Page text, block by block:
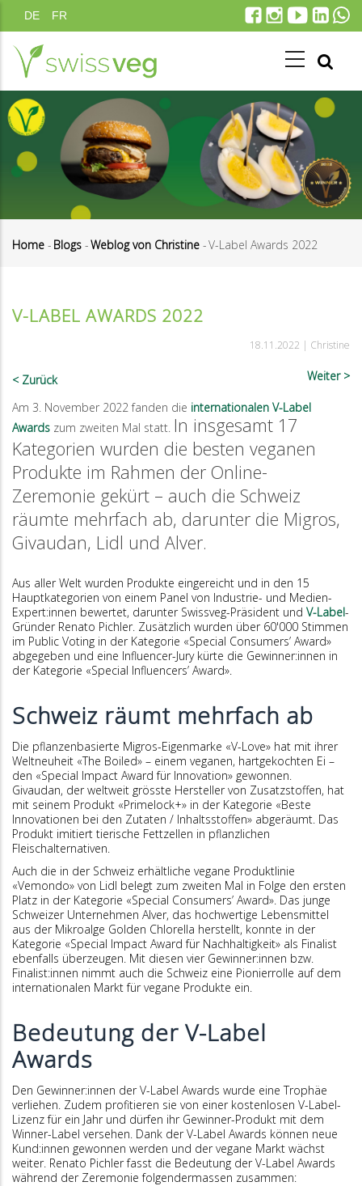
Direkt
zum
Inhalt
DE FR
Home - Blogs -Weblog von Christine -V-Label Awards 2022
V-LABEL AWARDS 2022
18.11.2022 | Christine
Zurück Weiter
Am 3. November 2022 fanden die internationalen V-Label
Awards zum zweiten Mal statt. In insgesamt 17
Kategorien wurden die besten veganen
Produkte im Rahmen der Online-
Zeremonie gekürt – auch die Schweiz
räumte mehrfach ab, darunter die Migros,
Givaudan, Lidl und Alver.
Aus aller Welt wurden Produkte eingereicht und in den 15
Hauptkategorien von einem Panel von Industrie- und Medien-
Expert:innen bewertet, darunter Swissveg-Präsident und V-Label-
Gründer Renato Pichler. Zusätzlich wurden über 60'000 Stimmen
im Public Voting in der Kategorie «Special Consumers’ Award»
abgegeben und eine Influencer-Jury kürte die Gewinner:innen in
der Kategorie «Special Influencers’ Award».
Schweiz räumt mehrfach ab
Die pflanzenbasierte Migros-Eigenmarke «V-Love» hat mit ihrer
Weltneuheit «The Boiled» – einem veganen, hartgekochten Ei –
den «Special Impact Award für Innovation» gewonnen.
Givaudan, der weltweit grösste Hersteller von Zusatzstoffen, hat
mit seinem Produkt «Primelock+» in der Kategorie «Beste
Innovationen bei den Zutaten / Inhaltsstoffen» abgeräumt. Das
Produkt imitiert tierische Fettzellen in pflanzlichen
Fleischalternativen.
Auch die in der Schweiz erhältliche vegane Produktlinie
«Vemondo» von Lidl belegt zum zweiten Mal in Folge den ersten
Platz in der Kategorie «Special Consumers’ Award». Das junge
Schweizer Unternehmen Alver, das hochwertige Lebensmittel
aus der Mikroalge Golden Chlorella herstellt, konnte in der
Kategorie «Special Impact Award für Nachhaltigkeit» als Finalist
ebenfalls überzeugen. Mit diesen vier Gewinner:innen bzw.
Finalist:innen nimmt auch die Schweiz eine Pionierrolle auf dem
internationalen Markt für vegane Produkte ein.
Bedeutung der V-Label
Awards
Den Gewinner:innen der V-Label Awards wurde eine Trophäe
verliehen. Zudem profitieren sie von einer kostenlosen V-Label-
Lizenz für ein Jahr und dürfen ihr Gewinner-Produkt mit dem
Winner-Label versehen. Dank der V-Label Awards können neue
Kund:innen gewonnen werden und der vegane Markt wächst
weiter. Renato Pichler fasst die Bedeutung der V-Label Awards
während der Zeremonie folgendermassen zusammen: